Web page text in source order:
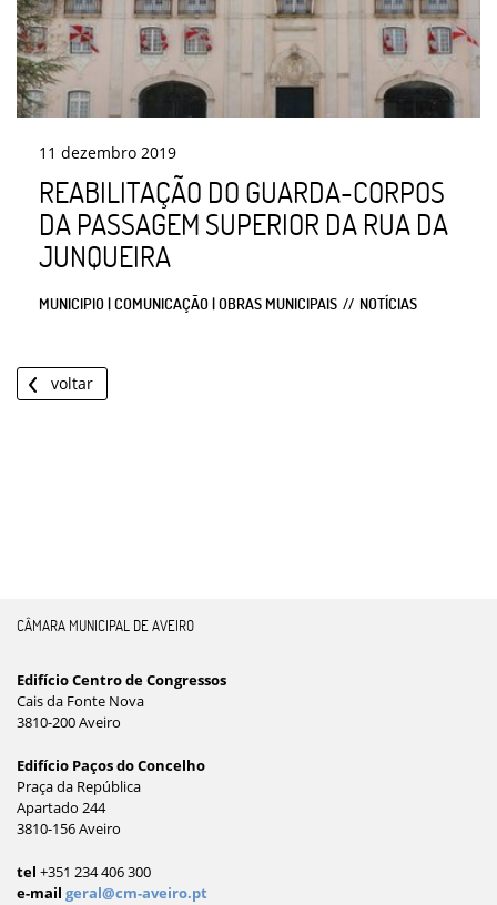
11 dezembro 2019
REABILITAÇÃO DO GUARDA-CORPOS
DA PASSAGEM SUPERIOR DA RUA DA
JUNQUEIRA
MUNICIPIO | COMUNICAÇÃO | OBRAS MUNICIPAIS NOTÍCIAS
voltar
CÂMARA MUNICIPAL DE AVEIRO
Edifício Centro de Congressos
Cais da Fonte Nova
3810-200 Aveiro
Edifício Paços do Concelho
Praça da República
Apartado 244
3810-156 Aveiro
tel +351 234 406 300
e-mail geral@cm-aveiro.pt